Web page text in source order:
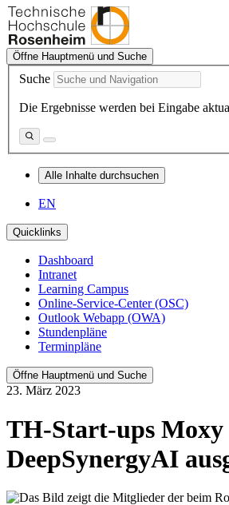
Öffne Hauptmenü und Suche
Suche
Die Ergebnisse werden bei Eingabe
Alle Inhalte durchsuchen
EN
Quicklinks
Dashboard
Intranet
Learning Campus
Online-Service-Center (OSC)
Outlook Webapp (OWA)
Stundenpläne
Terminpläne
Öffne Hauptmenü und Suche
23. März 2023
TH-Start-ups Moxy
DeepSynergyAI